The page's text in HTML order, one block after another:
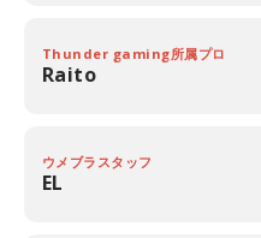
Thunder gaming所属プロ
Raito
ウメブラスタッフ
EL